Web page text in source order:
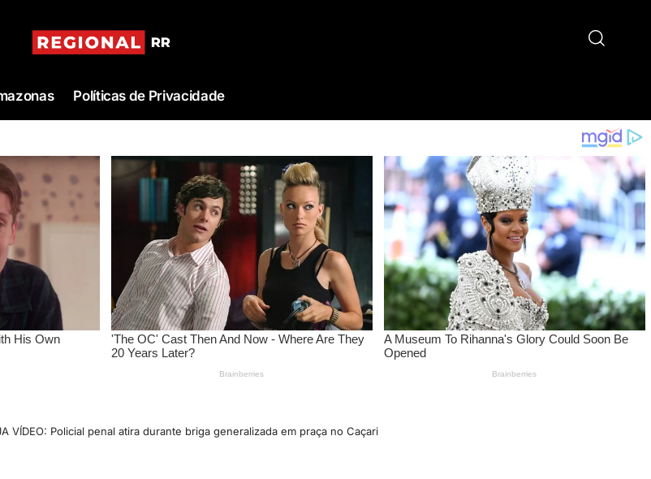
Políticas de Privacidade
VÍDEO: Policial penal atira durante briga generalizada em praça no Caçari